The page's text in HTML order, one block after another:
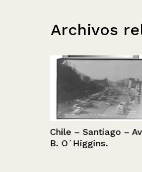
Archivos
Chile – Santiago – Av.
B. O´Higgins.